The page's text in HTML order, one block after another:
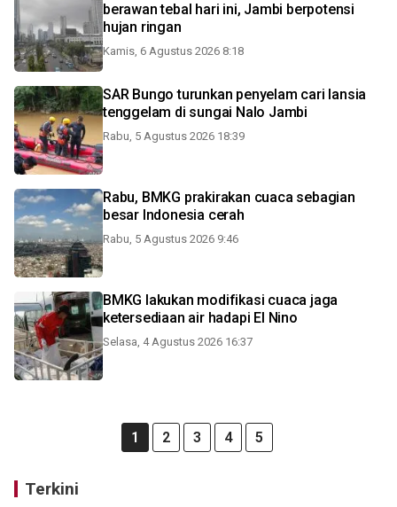
berawan tebal hari ini, Jambi berpotensi
hujan ringan
Kamis, 6 Agustus 2026 8:18
SAR Bungo turunkan penyelam cari lansia
tenggelam di sungai Nalo Jambi
Rabu, 5 Agustus 2026 18:39
Rabu, BMKG prakirakan cuaca sebagian
besar Indonesia cerah
Rabu, 5 Agustus 2026 9:46
BMKG lakukan modifikasi cuaca jaga
ketersediaan air hadapi El Nino
Selasa, 4 Agustus 2026 16:37
1 2 3 4 5
Terkini